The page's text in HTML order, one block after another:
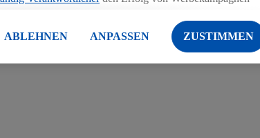
von auch mit Daten von anderen Diensten
von Daten (z.B. über Ihre Nutzung der Lidl-Dienste,
Ihrem Kundenkonto - z.B. Alter oder Geschlecht -
Endgeräte und Lidl-Dienste hinweg einschließlich dem
Ihren Endgeräten zur Erstellung von Zielgruppen
zur Entwicklung von Angeboten sowie
ABLEHNEN ANPASSEN ZUSTIMMEN